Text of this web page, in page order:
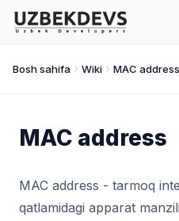
Bosh sahifa Wiki MAC address
MAC address
MAC address - tarmoq
qatlamidagi apparat